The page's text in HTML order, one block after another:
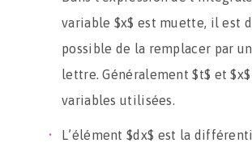
variable $x$ est muette, il est
possible de la remplacer par
lettre. Généralement $t$ et
variables utilisées.
L’élément $dx$ est la